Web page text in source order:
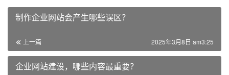
制作企业网站会产生哪些误区？
上一篇 2025年3月8日 am3:25
企业网站建设，哪些内容最重要？